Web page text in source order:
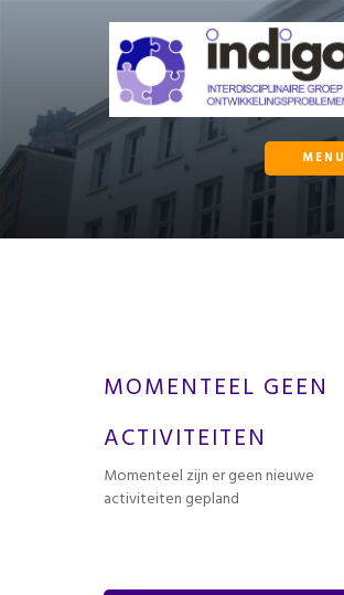
MENU
MOMENTEEL GEEN
ACTIVITEITEN
Momenteel zijn er geen nieuwe
activiteiten gepland